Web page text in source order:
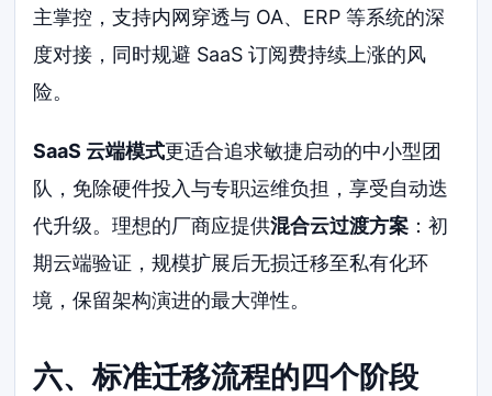
主掌控，支持内网穿透与 OA、ERP 等系统的深
度对接，同时规避 SaaS 订阅费持续上涨的风
险。
SaaS 云端模式更适合追求敏捷启动的中小型团
队，免除硬件投入与专职运维负担，享受自动迭
代升级。理想的厂商应提供混合云过渡方案 ：初
期云端验证，规模扩展后无损迁移至私有化环
境，保留架构演进的最大弹性。
六、标准迁移流程的四个阶段